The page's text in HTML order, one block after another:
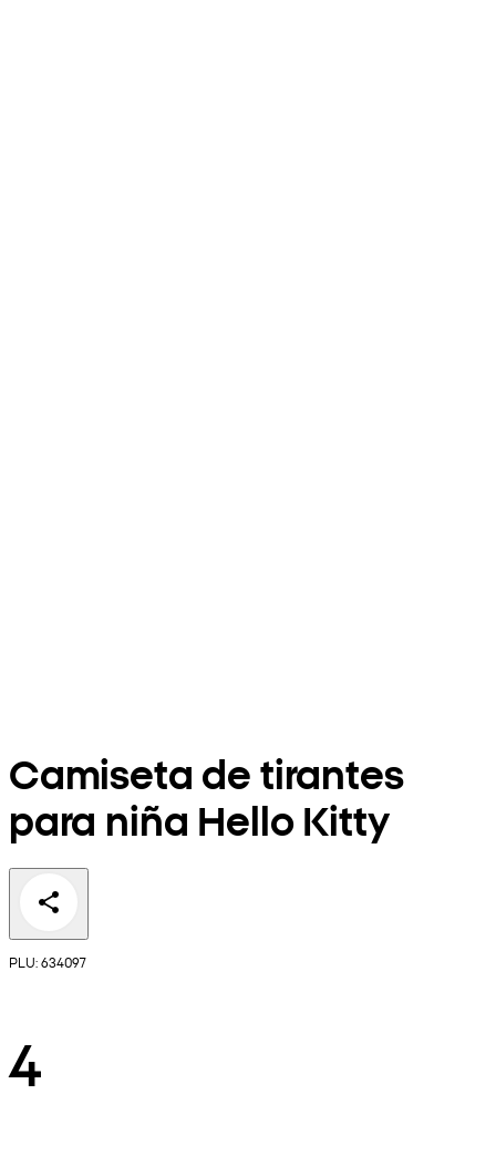
Camiseta de tirantes
para niña Hello Kitty
PLU: 634097
4